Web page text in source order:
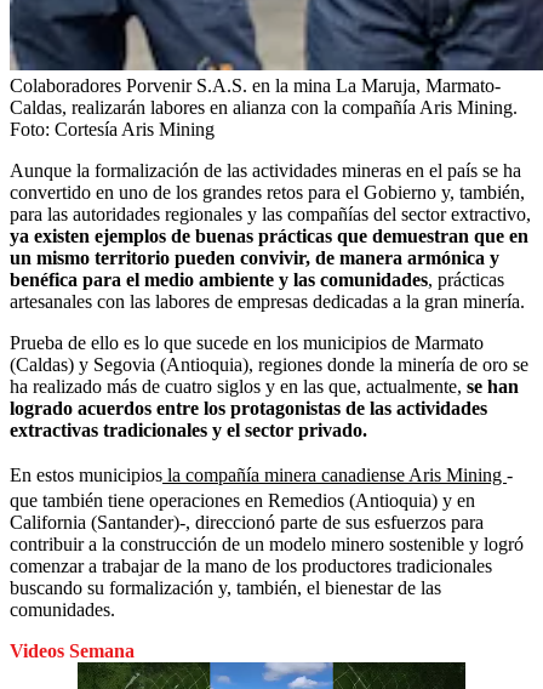
Colaboradores Porvenir S.A.S. en la mina La Maruja, Marmato-
Caldas, realizarán labores en alianza con la compañía Aris Mining.
Foto: Cortesía Aris Mining
Aunque la formalización de las actividades mineras en el país se ha
convertido en uno de los grandes retos para el Gobierno y, también,
para las autoridades regionales y las compañías del sector extractivo,
ya existen ejemplos de buenas prácticas que demuestran que en
un mismo territorio pueden convivir, de manera armónica y
benéfica para el medio ambiente y las comunidades, prácticas
artesanales con las labores de empresas dedicadas a la gran minería.
Prueba de ello es lo que sucede en los municipios de Marmato
(Caldas) y Segovia (Antioquia), regiones donde la minería de oro se
ha realizado más de cuatro siglos y en las que, actualmente, se han
logrado acuerdos entre los protagonistas de las actividades
extractivas tradicionales y el sector privado.
En estos municipios la compañía minera canadiense Aris Mining -
que también tiene operaciones en Remedios (Antioquia) y en
California (Santander)-, direccionó parte de sus esfuerzos para
contribuir a la construcción de un modelo minero sostenible y logró
comenzar a trabajar de la mano de los productores tradicionales
buscando su formalización y, también, el bienestar de las
comunidades.
Videos Semana